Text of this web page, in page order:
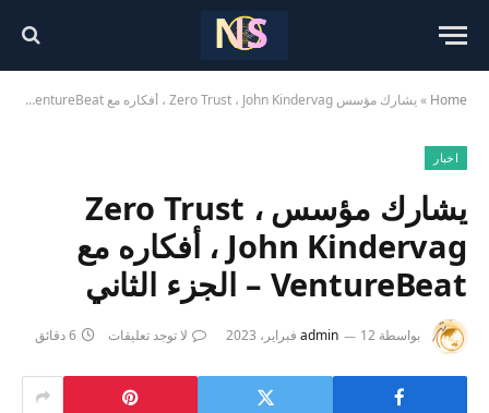
Home
»يشارك مؤسس Zero Trust ، John Kindervag ، أفكاره مع VentureBeat – الجزء الثاني
اخبار
يشارك مؤسس Zero Trust ،
John Kindervag ، أفكاره مع
VentureBeat – الجزء الثاني
بواسطة admin 12 فبراير، 2023 لا توجد تعليقات 6 دقائق